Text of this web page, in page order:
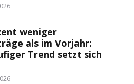
weniger
als im Vorjahr:
Trend setzt sich